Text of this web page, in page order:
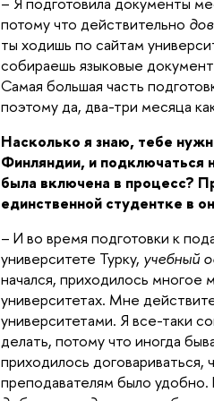
потому что действительно
ты ходишь по сайтам
собираешь языковые
Самая большая часть
поэтому да, два-три месяца
Насколько я знаю, тебе
Финляндии, и подключаться
была включена в процесс?
единственной студентке в
– И во время подготовки к
университете Турку, учебный
начался, приходилось многое
университетах. Мне
университетами. Я все-таки
делать, потому что иногда
приходилось
преподавателям было